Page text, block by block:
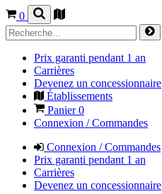
0
Prix garanti pendant 1 an
Carrières
Devenez un concessionnaire
Établissements
Panier0
Connexion / Commandes
Connexion / Commandes
Prix garanti pendant 1 an
Carrières
Devenez un concessionnaire